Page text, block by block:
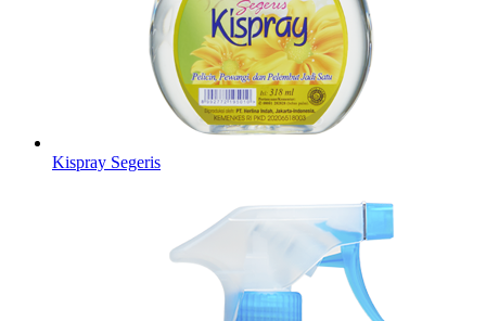
Kispray Segeris